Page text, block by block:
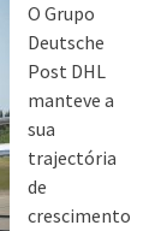
O Grupo
Deutsche
Post DHL
manteve a
sua
trajectória
de
crescimento